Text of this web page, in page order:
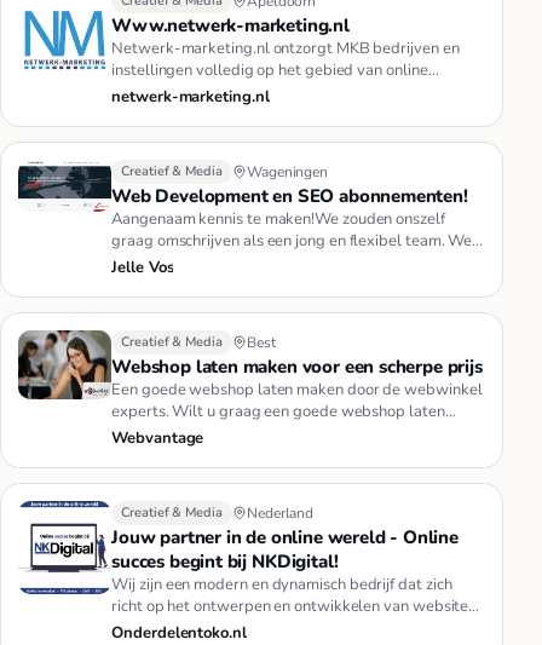
Www.netwerk-marketing.nl
Netwerk-marketing.nl ontzorgt MKB bedrijven en
instellingen volledig op het gebied van online
marketingdiensten. Van ont…
netwerk-marketing.nl
Creatief & Media Wageningen
Web Development en SEO abonnementen!
Aangenaam kennis te maken!We zouden onszelf
graag omschrijven als een jong en flexibel team. We
hebben passie voor de di…
Jelle Vos
Creatief & Media Best
Webshop laten maken voor een scherpe prijs
Een goede webshop laten maken door de webwinkel
experts. Wilt u graag een goede webshop laten
maken voor uw bedrijf? Wij…
Webvantage
Creatief & Media Nederland
Jouw partner in de online wereld - Online
succes begint bij NKDigital!
Wij zijn een modern en dynamisch bedrijf dat zich
richt op het ontwerpen en ontwikkelen van websites
en webshops voor zo…
Onderdelentoko.nl